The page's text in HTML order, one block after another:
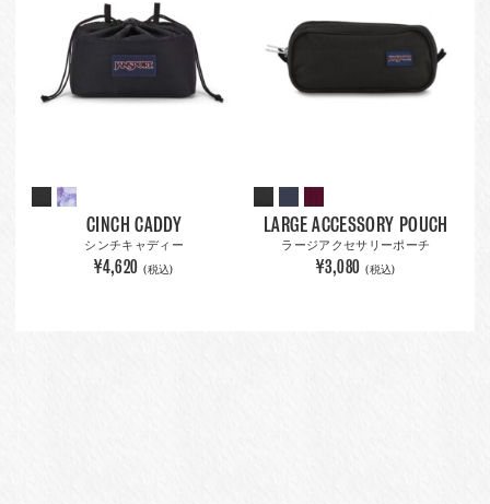
CINCH CADDY
シンチキャディー
¥4,620 (税込)
LARGE ACCESSORY POUCH
ラージアクセサリーポーチ
¥3,080 (税込)